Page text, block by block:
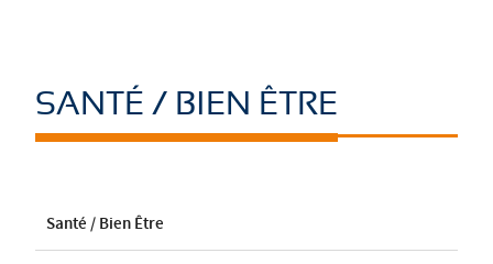
SANTÉ / BIEN ÊTRE
Santé / Bien Être